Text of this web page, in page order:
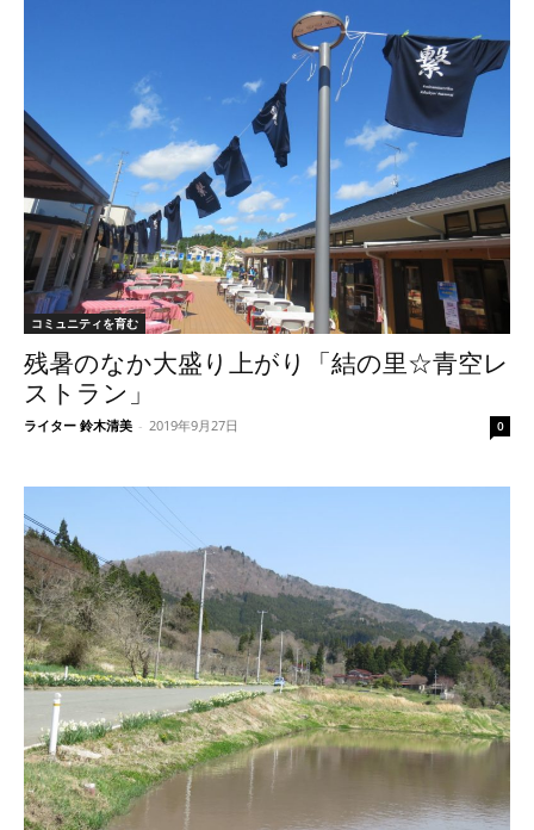
コミュニティを育む
残暑のなか大盛り上がり「結の里☆青空レ
ストラン」
ライター 鈴木清美 - 2019年9月27日 0